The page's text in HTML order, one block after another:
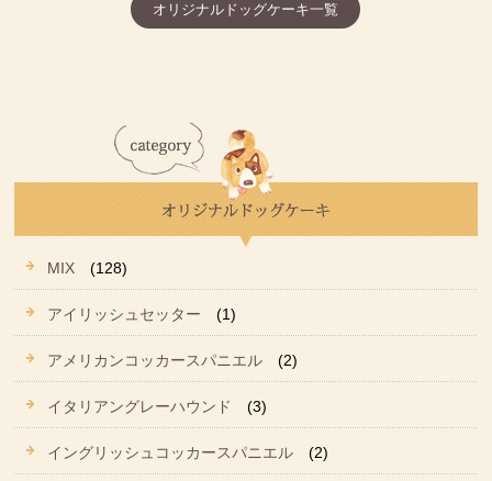
オリジナルドッグケーキ一覧
MIX (128)
アイリッシュセッター (1)
アメリカンコッカースパニエル (2)
イタリアングレーハウンド (3)
イングリッシュコッカースパニエル (2)